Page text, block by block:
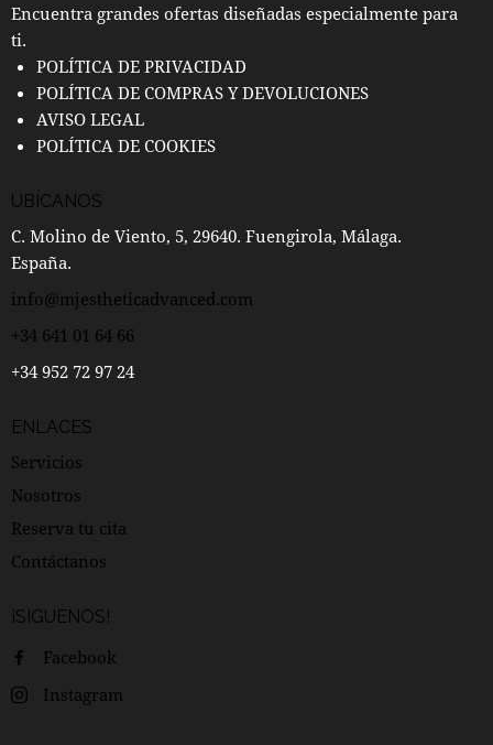
Encuentra grandes ofertas diseñadas especialmente para
ti.
POLÍTICA DE PRIVACIDAD
POLÍTICA DE COMPRAS Y DEVOLUCIONES
AVISO LEGAL
POLÍTICA DE COOKIES
UBÍCANOS
C. Molino de Viento, 5, 29640. Fuengirola, Málaga.
España.
info@mjestheticadvanced.com
+34 641 01 64 66
+34 952 72 97 24
ENLACES
Servicios
Nosotros
Reserva tu cita
Contáctanos
¡SIGUENOS!
Facebook
Instagram